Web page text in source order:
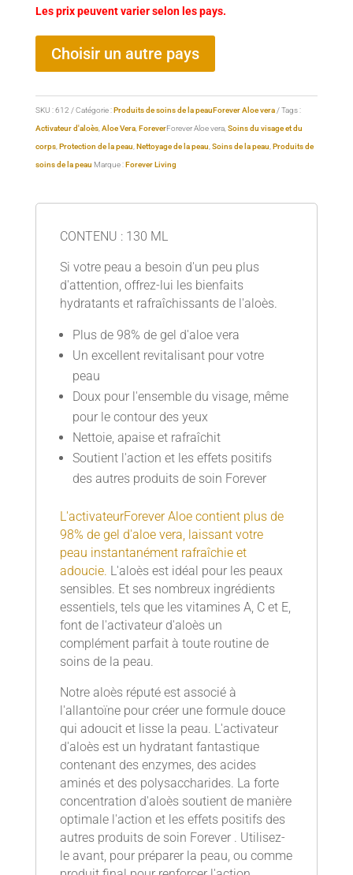
Les prix peuvent varier selon les pays.
Choisir un autre pays
SKU :612 Catégorie :Produits de soins de la peauForever Aloe vera Tags :
Activateur d'aloès, Aloe Vera, ForeverForever Aloe vera, Soins du visage et du
corps, Protection de la peau Nettoyage de la peau Soins de la peau Produits de
soins de la peau Marque :Forever Living
CONTENU : 130 ML
Si votre peau a besoin d'un peu plus
d'attention, offrez-lui les bienfaits
hydratants et rafraîchissants de l'aloès.
Plus de 98% de gel d'aloe vera
Un excellent revitalisant pour votre
peau
Doux pour l'ensemble du visage, même
pour le contour des yeux
Nettoie, apaise et rafraîchit
Soutient l'action et les effets positifs
des autres produits de soin Forever
L'activateurForever Aloe contient plus de
98% de gel d'aloe vera, laissant votre
peau instantanément rafraîchie et
adoucie. L'aloès est idéal pour les peaux
sensibles. Et ses nombreux ingrédients
essentiels, tels que les vitamines A, C et E,
font de l'activateur d'aloès un
complément parfait à toute routine de
soins de la peau.
Notre aloès réputé est associé à
l'allantoïne pour créer une formule douce
qui adoucit et lisse la peau. L'activateur
d'aloès est un hydratant fantastique
contenant des enzymes, des acides
aminés et des polysaccharides. La forte
concentration d'aloès soutient de manière
optimale l'action et les effets positifs des
autres produits de soin Forever . Utilisez-
le avant, pour préparer la peau, ou comme